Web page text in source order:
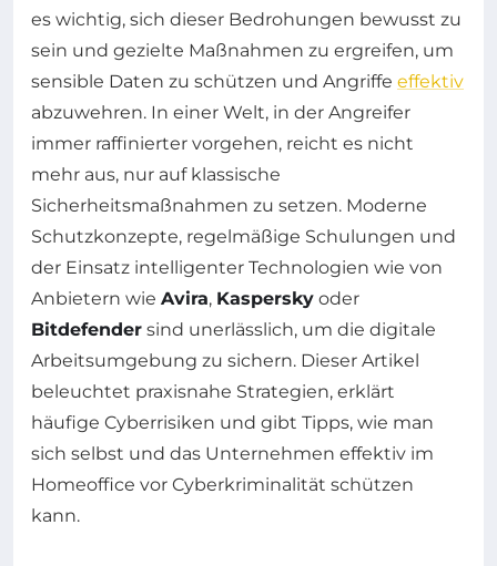
es wichtig, sich dieser Bedrohungen bewusst zu
sein und gezielte Maßnahmen zu ergreifen, um
sensible Daten zu schützen und Angriffe effektiv
abzuwehren. In einer Welt, in der Angreifer
immer raffinierter vorgehen, reicht es nicht
mehr aus, nur auf klassische
Sicherheitsmaßnahmen zu setzen. Moderne
Schutzkonzepte, regelmäßige Schulungen und
der Einsatz intelligenter Technologien wie von
Anbietern wie Avira, Kaspersky oder
Bitdefender sind unerlässlich, um die digitale
Arbeitsumgebung zu sichern. Dieser Artikel
beleuchtet praxisnahe Strategien, erklärt
häufige Cyberrisiken und gibt Tipps, wie man
sich selbst und das Unternehmen effektiv im
Homeoffice vor Cyberkriminalität schützen
kann.